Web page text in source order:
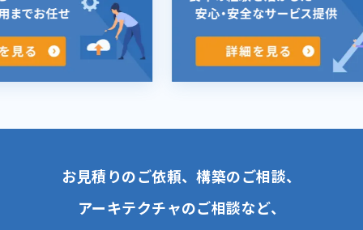
お見積りのご依頼、構築のご相談、
アーキテクチャのご相談など、